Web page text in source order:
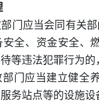
门应当会同有关
全、资金安全、
等违法犯罪行为
门应当建立健全
务站点等的设施